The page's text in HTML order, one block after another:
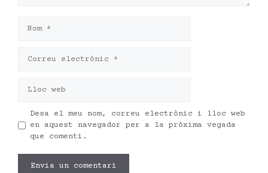
electrònic
web
Desa el meu nom, correu electrònic i lloc web
en aquest navegador per a la pròxima vegada
que comenti.